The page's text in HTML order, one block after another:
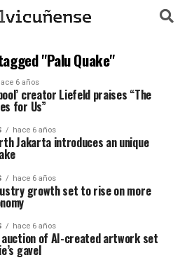
"Palu Quake"
6 años
creator Liefeld praises “The
for Us”
hace 6 años
Jakarta introduces an unique
hace 6 años
growth set to rise on more
hace 6 años
of AI-created artwork set
gavel